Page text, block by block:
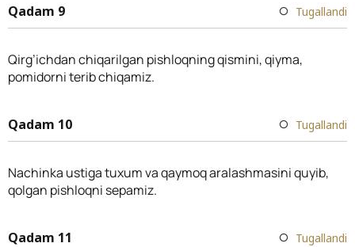
Qadam 9 Tugallandi
Qirg’ichdan chiqarilgan pishloqning qismini, qiyma,
pomidorni terib chiqamiz.
Qadam 10 Tugallandi
Nachinka ustiga tuxum va qaymoq aralashmasini quyib,
qolgan pishloqni sepamiz.
Qadam 11 Tugallandi